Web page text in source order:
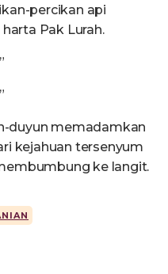
percikan api
Pak Lurah.
duyun memadamkan
kejahuan tersenyum
ke langit.